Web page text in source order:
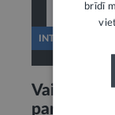
INTERVIJA
Vai cilvēki
parādu
brīdī